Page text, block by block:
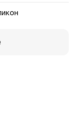
жестких
креслах, в